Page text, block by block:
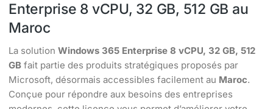
Enterprise 8 vCPU, 32 GB, 512 GB au
Maroc
La solution Windows 365 Enterprise 8 vCPU, 32 GB, 512
GB fait partie des produits stratégiques proposés par
Microsoft, désormais accessibles facilement au Maroc.
Conçue pour répondre aux besoins des entreprises